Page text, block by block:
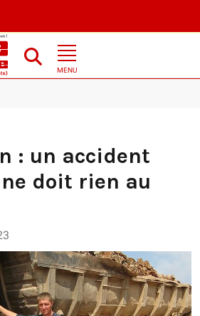
MENU
: un accident mortel qui ne doit rien au
: un accident
doit rien au